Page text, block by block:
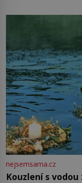
milostpaní. Stačí
množství růžového
nejsemsama.cz
Kouzlení s